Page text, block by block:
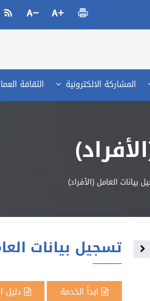
المشاركة الالكترونية الثقافة
بيانات العامل (الأفراد)
تسجيل بيانات
ابدأ الخدمة دليل
Toggle navigation